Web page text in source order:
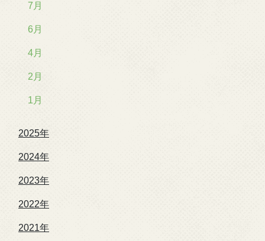
7月
6月
4月
2月
1月
2025年
2024年
2023年
2022年
2021年